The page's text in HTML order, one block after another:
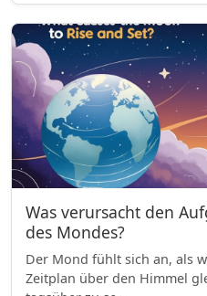
Was verursacht den
des Mondes?
Der Mond fühlt sich an, als
Zeitplan über den Himmel